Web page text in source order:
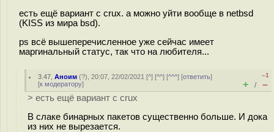
есть ещё вариант с crux. а можно уйти вообще в netbsd
(KISS из мира bsd).
ps всё вышеперечисленное уже сейчас имеет
маргинальный статус, так что на любителя...
3.47 ,Аноим (?), 20:07, 22/02/2021 [^] [^^] [^^^] [ответить]
[к модератору]
–1
+ / –
> есть ещё вариант с crux
В слаке бинарных пакетов существенно больше. И дока
из них не вырезается.